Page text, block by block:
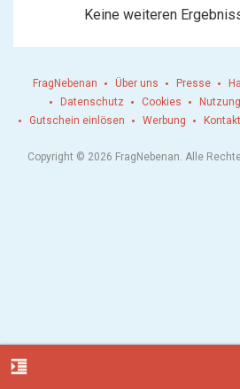
Keine weiteren
format_indent_increase
FragNebenan Über uns Presse
Datenschutz
Cookies
Gutschein einlösen
Werbung Kontakt
Copyright © 2026 FragNebenan. Alle